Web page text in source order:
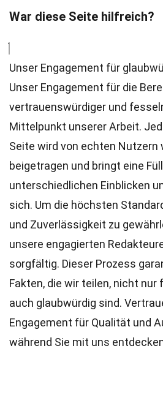
War diese Seite hilfreich?
Unser Engagement für
Unser Engagement für die
vertrauenswürdiger und
Mittelpunkt unserer Arbeit.
Seite wird von echten Nutzern
beigetragen und bringt eine
unterschiedlichen Einblicken
sich. Um die höchsten
und Zuverlässigkeit zu
unsere engagierten
sorgfältig. Dieser Prozess
Fakten, die wir teilen, nicht nur
auch glaubwürdig sind.
Engagement für Qualität und
während Sie mit uns